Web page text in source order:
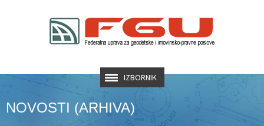
IZBORNIK
NOVOSTI (ARHIVA)